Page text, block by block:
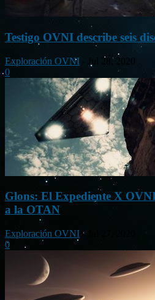
Testigo OVNI describe seis
Exploración OVNI
Jul 28, 2020
0
Glons: El Expediente X
a la OTAN
Exploración OVNI -
0